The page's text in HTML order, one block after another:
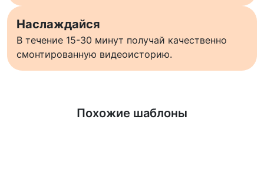
Наслаждайся
В течение 15-30 минут получай качественно
смонтированную видеоисторию.
Похожие шаблоны
Узнать больше